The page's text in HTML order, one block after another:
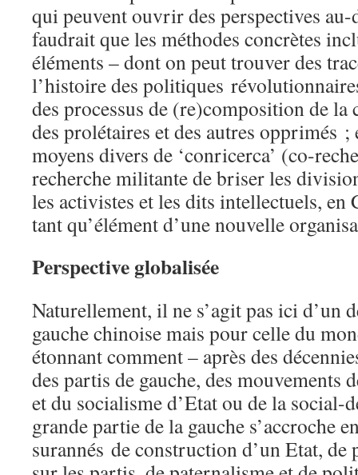
qui peuvent ouvrir des perspectives
faudrait que les méthodes concrètes
éléments – dont on peut trouver des
l’histoire des politiques
des processus de (re)composition de la
des prolétaires et des autres opprimés ;
moyens divers de ‘conricerca’ (co-
recherche militante de briser les
les activistes et les dits intellectuels, en
tant qu’élément d’une nouvelle
Perspective globalisée
Naturellement, il ne s’agit pas ici d’un
gauche chinoise mais pour celle du
étonnant comment – après des
des partis de gauche, des mouvements
et du socialisme d’Etat ou de la social-
grande partie de la gauche s’accroche
surannés de construction d’un Etat, de